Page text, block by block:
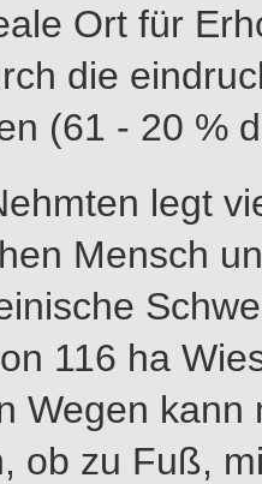
Ort für
die
(61 - 20 %
legt
Mensch
116 ha
Wegen
ob zu Fuß,